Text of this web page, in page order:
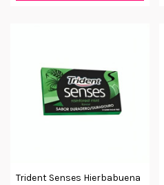
Trident Senses Hierbabuena